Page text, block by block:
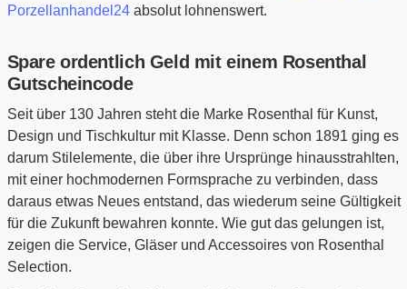
Porzellanhandel24absolut lohnenswert.
Spare ordentlich Geld mit einem Rosenthal
Gutscheincode
Seit über 130 Jahren steht die Marke Rosenthal für Kunst,
Design und Tischkultur mit Klasse. Denn schon 1891 ging es
darum Stilelemente, die über ihre Ursprünge hinausstrahlten,
mit einer hochmodernen Formsprache zu verbinden, dass
daraus etwas Neues entstand, das wiederum seine Gültigkeit
für die Zukunft bewahren konnte. Wie gut das gelungen ist,
zeigen die Service, Gläser und Accessoires von Rosenthal
Selection.